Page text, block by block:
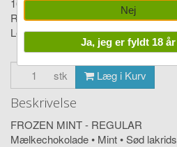
165,00
Regular frozen mint 270g
Levering:1-4 dage
stk Læg i Kurv
Beskrivelse
FROZEN MINT - REGULAR
Mælkechokolade • Mint • Sød lakrids
Nej
Ja, jeg er fyldt 18 år